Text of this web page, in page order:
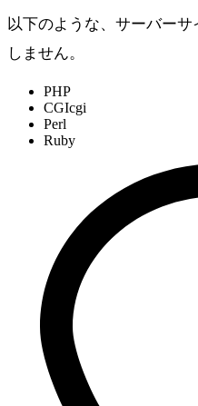
以下のような、サーバー
しません。
PHP
CGIcgi
Perl
Ruby